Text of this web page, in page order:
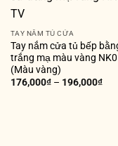
TAY NẮM TỦ CỬA
Tay nắm cửa tủ bếp
trắng mạ màu vàng
(Màu vàng)
176,000₫– 196,000₫